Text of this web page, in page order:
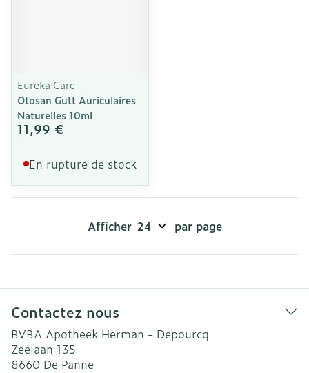
Eureka Care
Otosan Gutt Auriculaires
Naturelles 10ml
11,99 €
En rupture de stock
Afficher par page
Contactez nous
BVBA Apotheek Herman - Depourcq
Zeelaan 135
8660 De Panne